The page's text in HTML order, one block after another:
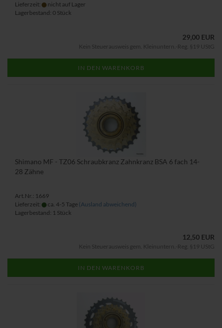
Lieferzeit:
nicht auf Lager
Lagerbestand: 0 Stück
29,00 EUR
Kein Steuerausweis gem. Kleinuntern.-Reg. §19 UStG
IN DEN WARENKORB
Shimano MF - TZ06 Schraubkranz Zahnkranz BSA 6 fach 14-
28 Zähne
Art.Nr.: 1669
Lieferzeit:
ca. 4-5 Tage (Ausland abweichend)
Lagerbestand: 1 Stück
12,50 EUR
Kein Steuerausweis gem. Kleinuntern.-Reg. §19 UStG
IN DEN WARENKORB